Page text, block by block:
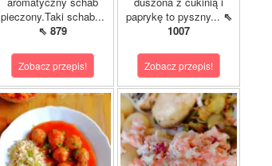
pieczony.Taki schab...
⇖ 879
Zobacz przepis!
paprykę to pyszny... ⇖
1007
Zobacz przepis!